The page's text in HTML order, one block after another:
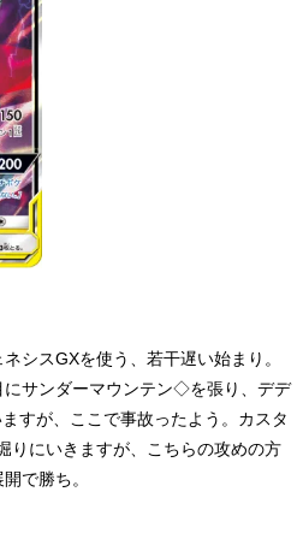
シスGXを使う、若干遅い始まり。
にサンダーマウンテン◇を張り、デデ
すが、ここで事故ったよう。カスタ
りにいきますが、こちらの攻めの方
で勝ち。